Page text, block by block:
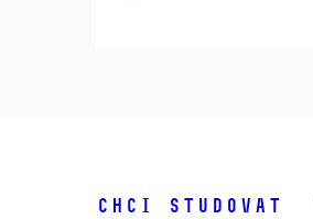
Chci studovat